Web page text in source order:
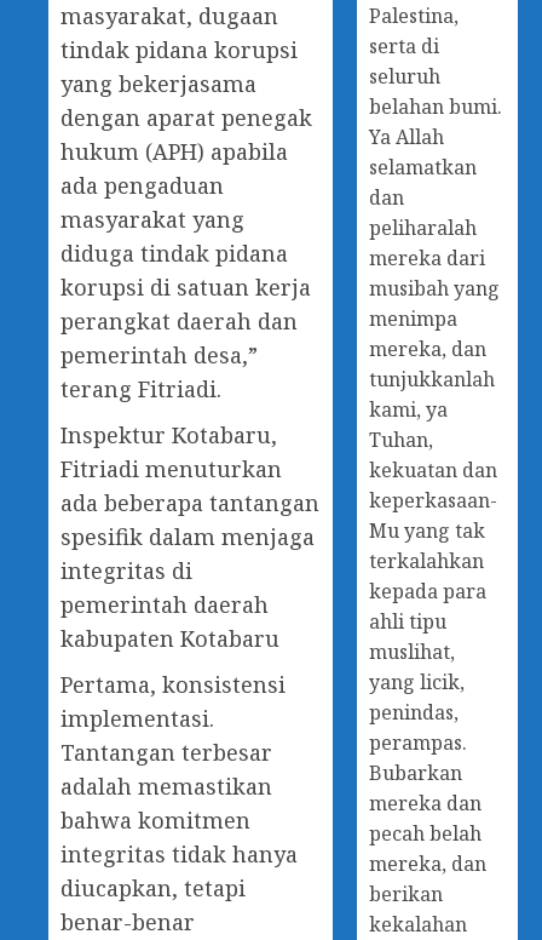
masyarakat, dugaan
tindak pidana korupsi
yang bekerjasama
dengan aparat penegak
hukum (APH) apabila
ada pengaduan
masyarakat yang
diduga tindak pidana
korupsi di satuan kerja
perangkat daerah dan
pemerintah desa,”
terang Fitriadi.
Inspektur Kotabaru,
Fitriadi menuturkan
ada beberapa tantangan
spesifik dalam menjaga
integritas di
pemerintah daerah
kabupaten Kotabaru
Pertama, konsistensi
implementasi.
Tantangan terbesar
adalah memastikan
bahwa komitmen
integritas tidak hanya
diucapkan, tetapi
benar-benar
Palestina,
serta di
seluruh
belahan bumi.
Ya Allah
selamatkan
dan
peliharalah
mereka dari
musibah yang
menimpa
mereka, dan
tunjukkanlah
kami, ya
Tuhan,
kekuatan dan
keperkasaan-
Mu yang tak
terkalahkan
kepada para
ahli tipu
muslihat,
yang licik,
penindas,
perampas.
Bubarkan
mereka dan
pecah belah
mereka, dan
berikan
kekalahan